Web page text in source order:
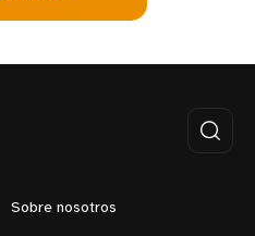
Sobre nosotros